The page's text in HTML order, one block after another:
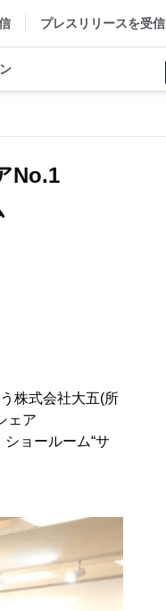
プレスリリースを受信
No.1
株式会社大五(所
ェア
ョールーム“サ